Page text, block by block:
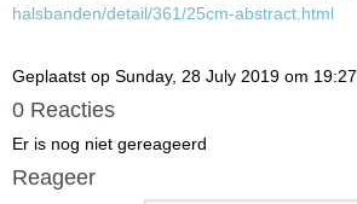
halsbanden/detail/361/25cm-abstract.html
Geplaatst op Sunday, 28 July 2019 om 19:27
0 Reacties
Er is nog niet gereageerd
Reageer